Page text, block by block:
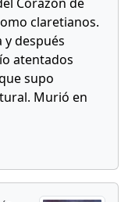
claretianos.
y después
atentados
supo
Murió en